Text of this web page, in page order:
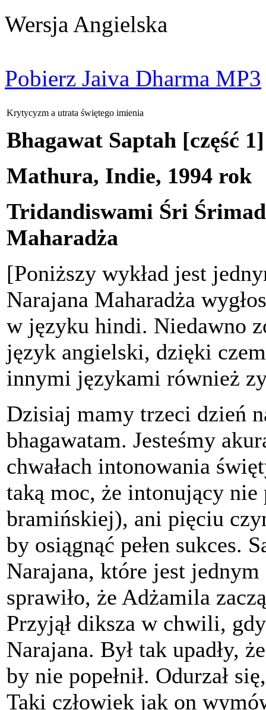
Wersja Angielska
Pobierz Jaiva Dharma MP3
Krytycyzm a utrata świętego imienia
Bhagawat Saptah [część 1]
Mathura, Indie, 1994 rok
Tridandiswami Śri
Maharadża
[Poniższy wykład jest
Narajana Maharadża
w języku hindi. Niedawno
język angielski, dzięki
innymi językami również
Dzisiaj mamy trzeci dzień
bhagawatam. Jesteśmy
chwałach intonowania
taką moc, że intonujący
bramińskiej), ani pięciu
by osiągnąć pełen sukces.
Narajana, które jest
sprawiło, że Adżamila
Przyjął diksza w chwili,
Narajana. Był tak upadły,
by nie popełnił. Odurzał
Taki człowiek jak on